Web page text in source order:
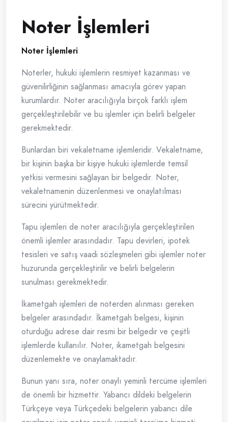
Noter İşlemleri
Noter İşlemleri
Noterler, hukuki işlemlerin resmiyet kazanması ve
güvenilirliğinin sağlanması amacıyla görev yapan
kurumlardır. Noter aracılığıyla birçok farklı işlem
gerçekleştirilebilir ve bu işlemler için belirli belgeler
gerekmektedir.
Bunlardan biri vekaletname işlemleridir. Vekaletname,
bir kişinin başka bir kişiye hukuki işlemlerde temsil
yetkisi vermesini sağlayan bir belgedir. Noter,
vekaletnamenin düzenlenmesi ve onaylatılması
sürecini yürütmektedir.
Tapu işlemleri de noter aracılığıyla gerçekleştirilen
önemli işlemler arasındadır. Tapu devirleri, ipotek
tesisleri ve satış vaadi sözleşmeleri gibi işlemler noter
huzurunda gerçekleştirilir ve belirli belgelerin
sunulması gerekmektedir.
İkametgah işlemleri de noterden alınması gereken
belgeler arasındadır. İkametgah belgesi, kişinin
oturduğu adrese dair resmi bir belgedir ve çeşitli
işlemlerde kullanılır. Noter, ikametgah belgesini
düzenlemekte ve onaylamaktadır.
Bunun yanı sıra, noter onaylı yeminli tercüme işlemleri
de önemli bir hizmettir. Yabancı dildeki belgelerin
Türkçeye veya Türkçedeki belgelerin yabancı dile